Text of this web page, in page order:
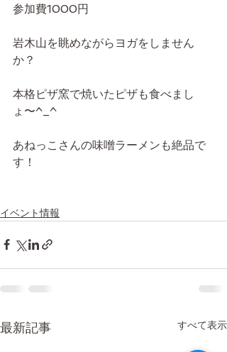
参加費1000円
岩木山を眺めながらヨガをしません
か？
本格ピザ窯で焼いたピザも食べまし
ょ〜^_^
あねっこさんの味噌ラーメンも絶品で
す！
イベント情報
最新記事 すべて表示